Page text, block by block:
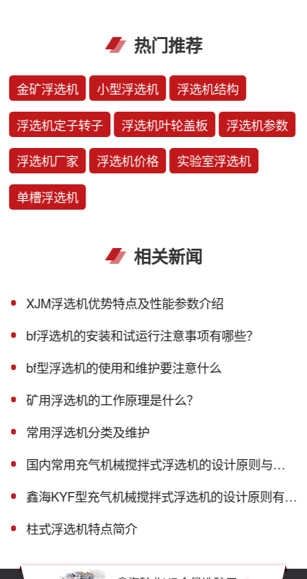
热门推荐
金矿浮选机 小型浮选机 浮选机结构
浮选机定子转子 浮选机叶轮盖板 浮选机参数
浮选机厂家 浮选机价格 实验室浮选机
单槽浮选机
相关新闻
XJM浮选机优势特点及性能参数介绍
bf浮选机的安装和试运行注意事项有哪些？
bf型浮选机的使用和维护要注意什么
矿用浮选机的工作原理是什么？
常用浮选机分类及维护
国内常用充气机械搅拌式浮选机的设计原则与工作原理
鑫海KYF型充气机械搅拌式浮选机的设计原则有哪些？
柱式浮选机特点简介